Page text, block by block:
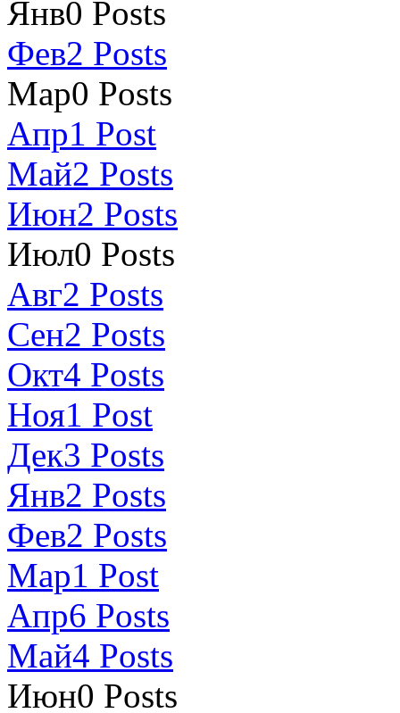
Янв0 Posts
Фев2 Posts
Мар0 Posts
Апр1 Post
Май2 Posts
Июн2 Posts
Июл0 Posts
Авг2 Posts
Сен2 Posts
Окт4 Posts
Ноя1 Post
Дек3 Posts
Янв2 Posts
Фев2 Posts
Мар1 Post
Апр6 Posts
Май4 Posts
Июн0 Posts